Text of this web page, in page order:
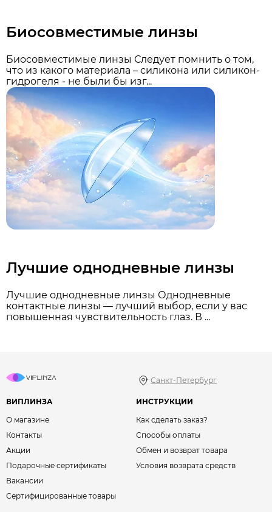
Биосовместимые линзы
Биосовместимые линзы Следует помнить о том,
что из какого материала – силикона или силикон-
гидрогеля - не были бы изг...
Лучшие однодневные линзы
Лучшие однодневные линзы Однодневные
контактные линзы — лучший выбор, если у вас
повышенная чувствительность глаз. В ...
Санкт-Петербург
ВИПЛИНЗА
О магазине
Контакты
Акции
Подарочные сертификаты
Вакансии
Сертифицированные товары
ИНСТРУКЦИИ
Как сделать заказ?
Способы оплаты
Обмен и возврат товара
Условия возврата средств